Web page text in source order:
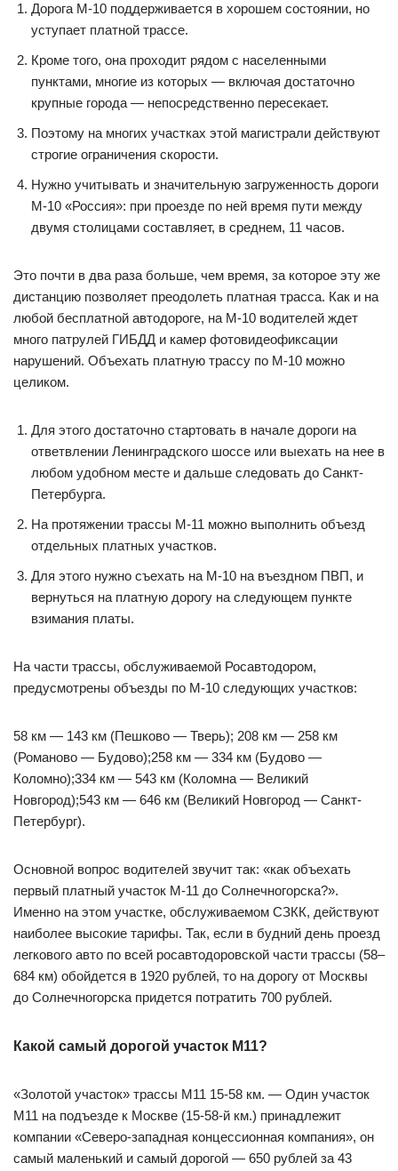
Дорога М-10 поддерживается в хорошем состоянии, но
уступает платной трассе.
Кроме того, она проходит рядом с населенными
пунктами, многие из которых — включая достаточно
крупные города — непосредственно пересекает.
Поэтому на многих участках этой магистрали действуют
строгие ограничения скорости.
Нужно учитывать и значительную загруженность дороги
М-10 «Россия»: при проезде по ней время пути между
двумя столицами составляет, в среднем, 11 часов.
Это почти в два раза больше, чем время, за которое эту же
дистанцию позволяет преодолеть платная трасса. Как и на
любой бесплатной автодороге, на М-10 водителей ждет
много патрулей ГИБДД и камер фотовидеофиксации
нарушений. Объехать платную трассу по М-10 можно
целиком.
Для этого достаточно стартовать в начале дороги на
ответвлении Ленинградского шоссе или выехать на нее в
любом удобном месте и дальше следовать до Санкт-
Петербурга.
На протяжении трассы М-11 можно выполнить объезд
отдельных платных участков.
Для этого нужно съехать на М-10 на въездном ПВП, и
вернуться на платную дорогу на следующем пункте
взимания платы.
На части трассы, обслуживаемой Росавтодором,
предусмотрены объезды по М-10 следующих участков:
58 км — 143 км (Пешково — Тверь); 208 км — 258 км
(Романово — Будово);258 км — 334 км (Будово —
Коломно);334 км — 543 км (Коломна — Великий
Новгород);543 км — 646 км (Великий Новгород — Санкт-
Петербург).
Основной вопрос водителей звучит так: «как объехать
первый платный участок М-11 до Солнечногорска?».
Именно на этом участке, обслуживаемом СЗКК, действуют
наиболее высокие тарифы. Так, если в будний день проезд
легкового авто по всей росавтодоровской части трассы (58–
684 км) обойдется в 1920 рублей, то на дорогу от Москвы
до Солнечногорска придется потратить 700 рублей.
Какой самый дорогой участок М11?
«Золотой участок» трассы М11 15-58 км. — Один участок
М11 на подъезде к Москве (15-58-й км.) принадлежит
компании «Северо-западная концессионная компания», он
самый маленький и самый дорогой — 650 рублей за 43